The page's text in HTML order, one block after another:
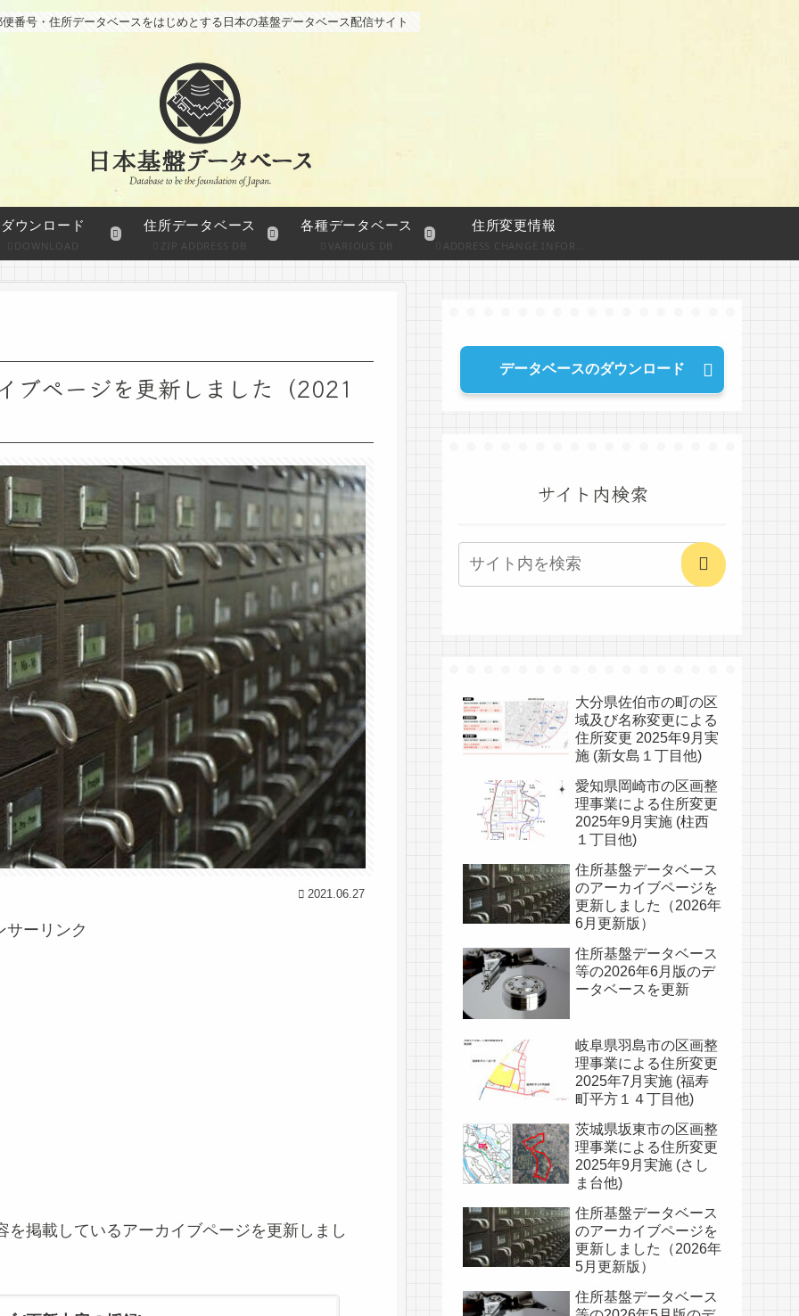
便番号・住所データベースをはじめとする日本の基盤データベース配信サイト
ダウンロード
DOWNLOAD
住所データベース
ZIP ADDRESS DB
各種データベース
VARIOUS DB
住所変更情報
ADDRESS CHANGE INFORMATION
ブページを更新しました（2021
2021.06.27
サーリンク
掲載しているアーカイブページを更新しまし
データベースのダウンロード
サイト内検索
大分県佐伯市の町の区
域及び名称変更による
住所変更 2025年9月実
施 (新女島１丁目他)
愛知県岡崎市の区画整
理事業による住所変更
2025年9月実施 (柱西
１丁目他)
住所基盤データベース
のアーカイブページを
更新しました（2026年
6月更新版）
住所基盤データベース
等の2026年6月版のデ
ータベースを更新
岐阜県羽島市の区画整
理事業による住所変更
2025年7月実施 (福寿
町平方１４丁目他)
茨城県坂東市の区画整
理事業による住所変更
2025年9月実施 (さし
ま台他)
住所基盤データベース
のアーカイブページを
更新しました（2026年
5月更新版）
住所基盤データベース